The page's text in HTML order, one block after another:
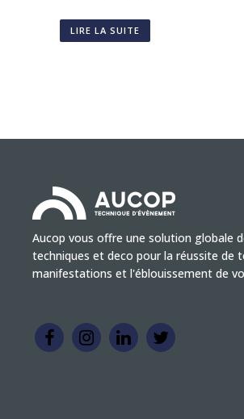
LIRE LA SUITE
Aucop vous offre une solution globale
techniques et deco pour la réussite de
manifestations et l'éblouissement de